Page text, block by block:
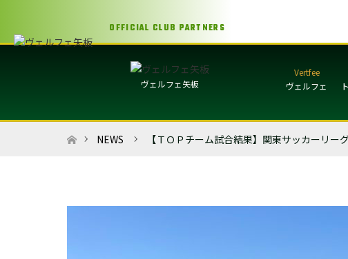
OFFICIAL CLUB PARTNERS
ヴェルフェ矢板 ヴェルフェ
ホームNEWS 【ＴＯＰチーム試合結果】関東サッカーリー